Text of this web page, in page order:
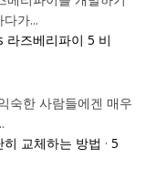
가...
라즈베리파이 5 비
숙한 사람들에겐 매우
교체하는 방법 · 5